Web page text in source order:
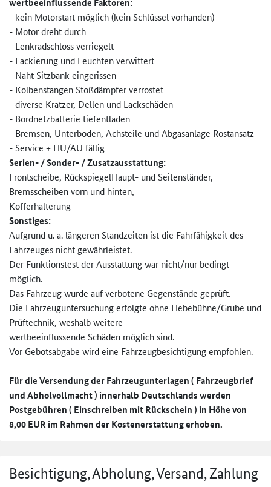
- kein Motorstart möglich (kein Schlüssel vorhanden)
- Motor dreht durch
- Lenkradschloss verriegelt
- Lackierung und Leuchten verwittert
- Naht Sitzbank eingerissen
- Kolbenstangen Stoßdämpfer verrostet
- diverse Kratzer, Dellen und Lackschäden
- Bordnetzbatterie tiefentladen
- Bremsen, Unterboden, Achsteile und Abgasanlage Rostansatz
- Service + HU/AU fällig
Serien- / Sonder- / Zusatzausstattung:
Frontscheibe, RückspiegelHaupt- und Seitenständer,
Bremsscheiben vorn und hinten,
Kofferhalterung
Sonstiges:
Aufgrund u. a. längeren Standzeiten ist die Fahrfähigkeit des
Fahrzeuges nicht gewährleistet.
Der Funktionstest der Ausstattung war nicht/nur bedingt
möglich.
Das Fahrzeug wurde auf verbotene Gegenstände geprüft.
Die Fahrzeuguntersuchung erfolgte ohne Hebebühne/Grube und
Prüftechnik, weshalb weitere
wertbeeinflussende Schäden möglich sind.
Vor Gebotsabgabe wird eine Fahrzeugbesichtigung empfohlen.
Für die Versendung der Fahrzeugunterlagen ( Fahrzeugbrief
und Abholvollmacht ) innerhalb Deutschlands werden
Postgebühren ( Einschreiben mit Rückschein ) in Höhe von
8,00 EUR im Rahmen der Kostenerstattung erhoben.
Besichtigung, Abholung, Versand, Zahlung